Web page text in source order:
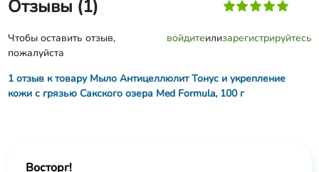
Отзывы (1)
Чтобы оставить отзыв,
пожалуйста
войдитеилизарегистрируйтесь
1 отзыв к товару Мыло Антицеллюлит Тонус и укрепление
кожи с грязью Сакского озера Med Formula, 100 г
Восторг!